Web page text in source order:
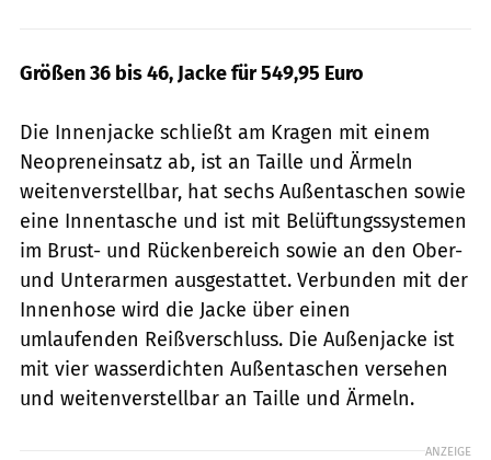
Größen 36 bis 46, Jacke für 549,95 Euro
Die Innenjacke schließt am Kragen mit einem
Neopreneinsatz ab, ist an Taille und Ärmeln
weitenverstellbar, hat sechs Außentaschen sowie
eine Innentasche und ist mit Belüftungssystemen
im Brust- und Rückenbereich sowie an den Ober-
und Unterarmen ausgestattet. Verbunden mit der
Innenhose wird die Jacke über einen
umlaufenden Reißverschluss. Die Außenjacke ist
mit vier wasserdichten Außentaschen versehen
und weitenverstellbar an Taille und Ärmeln.
ANZEIGE